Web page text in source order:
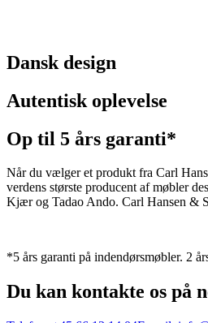
Dansk design
Autentisk oplevelse
Op til 5 års garanti*
Når du vælger et produkt fra Carl
verdens største producent af møbler
Kjær og Tadao Ando. Carl Hansen &
*5 års garanti på indendørsmøbler. 2
Du kan kontakte os på